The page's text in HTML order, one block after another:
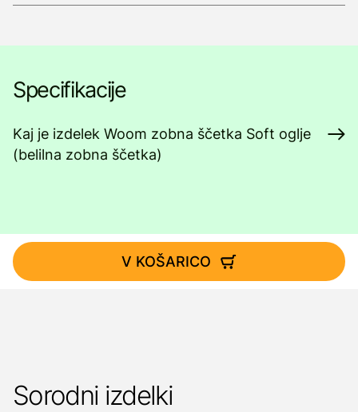
Specifikacije
Kaj je izdelek Woom zobna ščetka Soft oglje
(belilna zobna ščetka)
V KOŠARICO
Sorodni izdelki